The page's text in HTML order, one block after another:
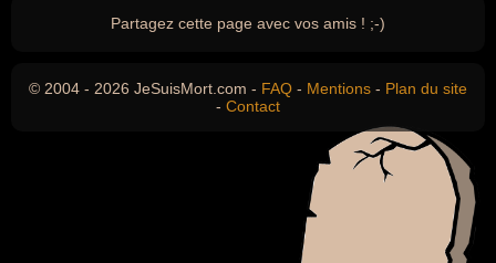
Partagez cette page avec vos amis ! ;-)
© 2004 - 2026 JeSuisMort.com - FAQ - Mentions - Plan du site
- Contact